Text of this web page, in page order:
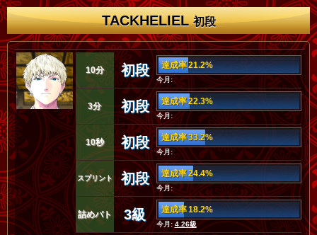
TACKHELIEL初段
10分 初段 達成率 21.2%
今月:
3分 初段 達成率 22.3%
今月:
10秒 初段 達成率 33.2%
今月:
スプリント 初段 達成率 24.4%
今月:
詰めバト 3級 達成率 18.2%
今月:4.26級